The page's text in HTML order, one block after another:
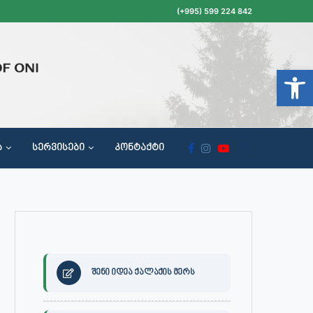
(+995) 599 224 842
ᲡᲔᲠᲕᲘᲡᲔᲑᲘ ᲙᲝᲜᲢᲐᲥᲢᲘ
შენი იდეა ქალაქის მერს